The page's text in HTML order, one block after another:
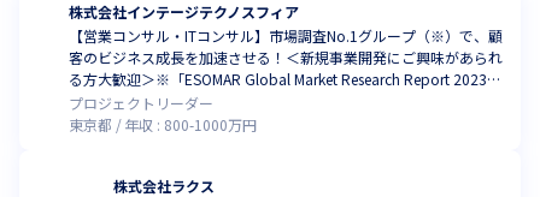
株式会社インテージテクノスフィア
【営業コンサル・ITコンサル】市場調査No.1グループ（※）で、顧
客のビジネス成長を加速させる！＜新規事業開発にご興味があられ
る方大歓迎＞※「ESOMAR Global Market Research Report 2023」
ESOMAR's Global Top-50 Insights Companiesに基づく
プロジェクトリーダー
東京都
年収 : 800-1000万円
株式会社ラクス